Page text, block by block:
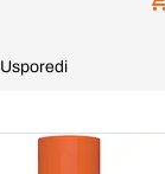
Usporedi